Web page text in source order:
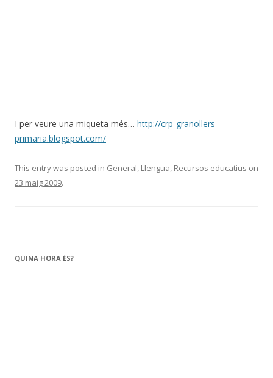
I per veure una miqueta més… http://crp-granollers-
primaria.blogspot.com/
This entry was posted in General, Llengua, Recursos educatius on
23 maig 2009.
QUINA HORA ÉS?